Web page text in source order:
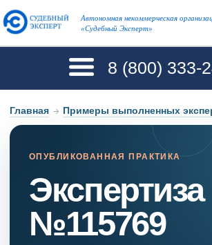
Автономная некоммерческая
«Судебный Эксперт»
8 (800) 333-
Главная → Примеры выполненных
ОПУБЛИКОВАННАЯ ПРАКТИКА
Экспертиза
№115769